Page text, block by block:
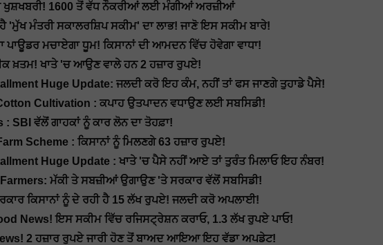
ਖੁਸ਼ਖਬਰੀ! 1600 ਤੋਂ ਵੱਧ ਨੌਕਰੀਆਂ ਲਈ ਮੰਗੀਆਂ ਅਰਜ਼ੀਆਂ
'ਮੁੱਖ ਮੰਤਰੀ ਸਕਾਲਰਸ਼ਿਪ ਸਕੀਮ' ਦਾ ਲਾਭ! ਜਾਣੋ ਇਸ ਸਕੀਮ ਬਾਰੇ!
ਪਾਊਡਰ ਮਚਾਏਗਾ ਧੂਮ! ਕਿਸਾਨਾਂ ਦੀ ਆਮਦਨ ਵਿੱਚ ਹੋਵੇਗਾ ਵਾਧਾ!
ਖ਼ਤਮ! ਖਾਤੇ 'ਚ ਆਉਣ ਵਾਲੇ ਹਨ 2 ਹਜ਼ਾਰ ਰੁਪਏ!
Huge Update: ਜਲਦੀ ਕਰੋ ਇਹ ਕੰਮ, ਨਹੀਂ ਤਾਂ ਫਸ ਜਾਣਗੇ ਤੁਹਾਡੇ ਪੈਸੇ!
Cultivation : ਕਪਾਹ ਉਤਪਾਦਨ ਵਧਾਉਣ ਲਈ ਸਬਸਿਡੀ!
SBI ਵੱਲੋਂ ਗਾਹਕਾਂ ਨੂੰ ਕਾਰ ਲੋਨ ਦਾ ਤੋਹਫ਼ਾ!
Scheme : ਕਿਸਾਨਾਂ ਨੂੰ ਮਿਲਣਗੇ 63 ਹਜ਼ਾਰ ਰੁਪਏ!
Huge Update : ਖਾਤੇ 'ਚ ਪੈਸੇ ਨਹੀਂ ਆਏ ਤਾਂ ਤੁਰੰਤ ਮਿਲਾਓ ਇਹ ਨੰਬਰ!
ਮੱਕੀ ਤੇ ਸਬਜ਼ੀਆਂ ਉਗਾਉਣ 'ਤੇ ਸਰਕਾਰ ਵੱਲੋਂ ਸਬਸਿਡੀ!
ਕਿਸਾਨਾਂ ਨੂੰ ਦੇ ਰਹੀ ਹੈ 15 ਲੱਖ ਰੁਪਏ! ਜਲਦੀ ਕਰੋ ਅਪਲਾਈ!
News! ਇਸ ਸਕੀਮ ਵਿੱਚ ਰਜਿਸਟ੍ਰੇਸ਼ਨ ਕਰਾਓ, 1.3 ਲੱਖ ਰੁਪਏ ਪਾਓ!
2 ਹਜ਼ਾਰ ਰੁਪਏ ਜਾਰੀ ਹੋਣ ਤੋਂ ਬਾਅਦ ਆਇਆ ਇਹ ਵੱਡਾ ਅਪਡੇਟ!